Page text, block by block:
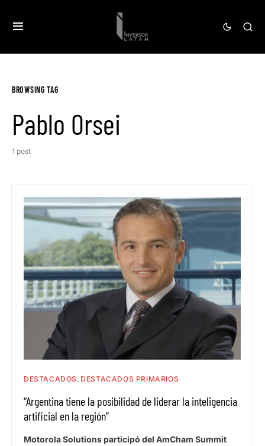
BROWSING TAG
Pablo Orsei
1 post
DESTACADOS DESTACADOS PRIMARIOS
“Argentina tiene la posibilidad de liderar la inteligencia
artificial en la región”
Motorola Solutions participó del AmCham Summit